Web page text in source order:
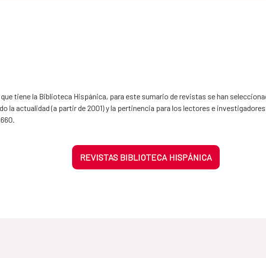
tiene la Biblioteca Hispánica, para este sumario de revistas se han
la actualidad (a partir de 2001) y la pertinencia para los lectores e
REVISTAS BIBLIOTECA HISPÁNICA